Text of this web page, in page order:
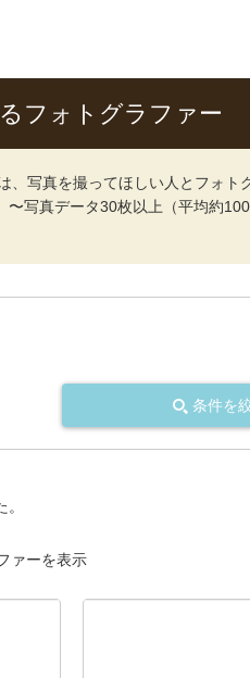
フォトグラファー
、写真を撮ってほしい人とフォト
写真データ30枚以上（平均約
条件を
ァーを表示